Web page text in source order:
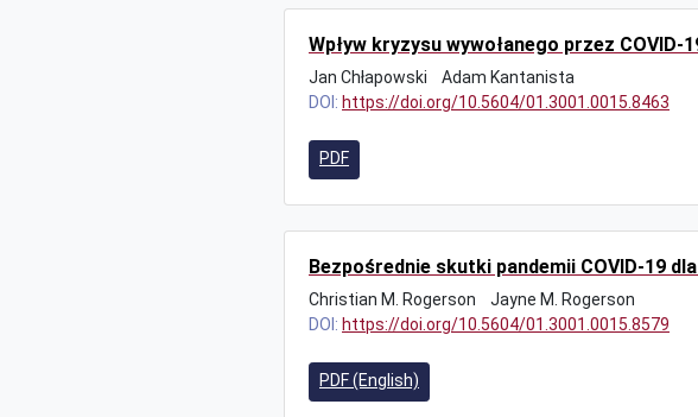
Wpływ kryzysu wywołanego przez COVID-
Jan Chłapowski Adam Kantanista
DOI: https://doi.org/10.5604/01.3001.0015.8463
PDF
Bezpośrednie skutki pandemii COVID-19
Christian M. Rogerson Jayne M. Rogerson
DOI: https://doi.org/10.5604/01.3001.0015.8579
PDF (English)